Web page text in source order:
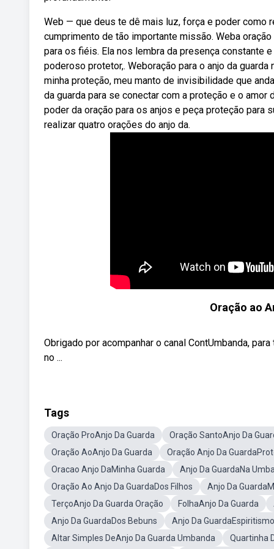
Web — que deus te dê mais luz, força e poder como
cumprimento de tão importante missão. Weba
para os fiéis. Ela nos lembra da presença constante
poderoso protetor,. Weboração para o anjo da guarda
minha proteção, meu manto de invisibilidade que
da guarda para se conectar com a proteção e o
poder da oração para os anjos e peça proteção para
realizar quatro orações do anjo da.
Oração ao
Obrigado por acompanhar o canal ContUmbanda,
no ...
Tags
Oração ProAnjo Da Guarda
Oração SantoAnjo Da
Oração AoAnjo Da Guarda
Oração Anjo Da
Oracao Anjo DaMinha Guarda
Anjo Da GuardaNa
Oração Ao Anjo Da GuardaDos Filhos
Anjo Da
TerçoAnjo Da Guarda Oração
FolhaAnjo Da Guarda
Anjo Da GuardaDos Bebuns
Anjo Da GuardaEspiritismo
Altar Simples DeAnjo Da Guarda Umbanda
Quartinha